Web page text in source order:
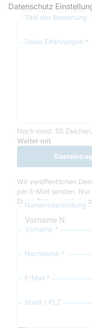
Titel der Bewertung
Deine Erfahrungen *
Noch mind. 50 Zeichen.
Google Recaptcha
Weiter mit
Gasteintrag
Wir veröffentlichen
per E-Mail senden.
Deine Daten werden
Namensdarstellung
Vorname *
Nachname *
E-Mail *
Stadt / PLZ
Datenschutz